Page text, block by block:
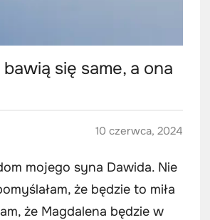
się same, a ona
10 czerwca, 2024
mojego syna Dawida. Nie
że będzie to miła
że Magdalena będzie w